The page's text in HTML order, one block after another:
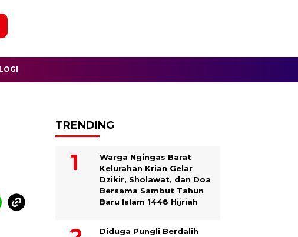
TRENDING
Warga Ngingas Barat
Kelurahan Krian Gelar
Dzikir, Sholawat, dan Doa
Bersama Sambut Tahun
Baru Islam 1448 Hijriah
Diduga Pungli Berdalih